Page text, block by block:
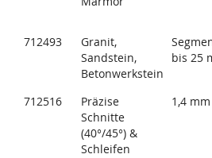
712493
Granit,
Sandstein,
Betonwerkstein
bis 25
712516
Präzise
Schnitte
(40°/45°) &
Schleifen
1,4 mm